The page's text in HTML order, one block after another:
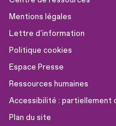
Mentions légales
Lettre d'information
Politique cookies
Espace Presse
Ressources humaines
Accessibilité : partiellement
Plan du site